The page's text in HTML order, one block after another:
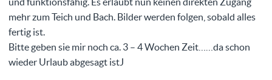
mehr zum Teich und Bach. Bilder werden folgen, sobald alles
fertig ist.
Bitte geben sie mir noch ca. 3 – 4 Wochen Zeit……da schon
wieder Urlaub abgesagt istJ